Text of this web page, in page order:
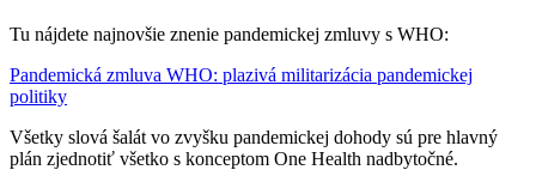
Tu nájdete najnovšie znenie pandemickej zmluvy s WHO:
Pandemická zmluva WHO: plazivá militarizácia pandemickej
politiky
Všetky slová šalát vo zvyšku pandemickej dohody sú pre hlavný
plán zjednotiť všetko s konceptom One Health nadbytočné.